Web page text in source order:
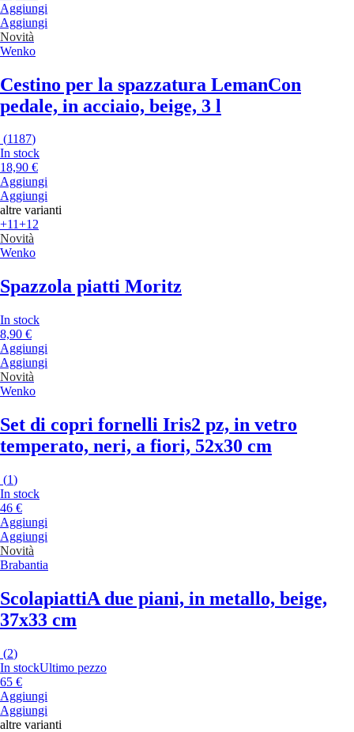
Aggiungi
Aggiungi
Novità
Wenko
Cestino per la spazzatura LemanCon
pedale, in acciaio, beige, 3 l
(1187)
In stock
18,90 €
Aggiungi
Aggiungi
altre varianti
+11+12
Novità
Wenko
Spazzola piatti Moritz
In stock
8,90 €
Aggiungi
Aggiungi
Novità
Wenko
Set di copri fornelli Iris2 pz, in vetro
temperato, neri, a fiori, 52x30 cm
(1)
In stock
46 €
Aggiungi
Aggiungi
Novità
Brabantia
ScolapiattiA due piani, in metallo, beige,
37x33 cm
(2)
In stockUltimo pezzo
65 €
Aggiungi
Aggiungi
altre varianti